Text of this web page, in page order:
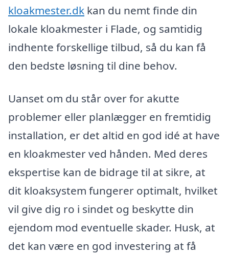
kloakmester.dk kan du nemt finde din
lokale kloakmester i Flade, og samtidig
indhente forskellige tilbud, så du kan få
den bedste løsning til dine behov.
Uanset om du står over for akutte
problemer eller planlægger en fremtidig
installation, er det altid en god idé at have
en kloakmester ved hånden. Med deres
ekspertise kan de bidrage til at sikre, at
dit kloaksystem fungerer optimalt, hvilket
vil give dig ro i sindet og beskytte din
ejendom mod eventuelle skader. Husk, at
det kan være en god investering at få